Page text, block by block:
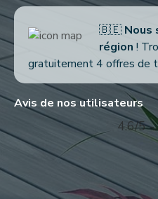
🇧🇪 Nous
région !
gratuitement 4 offres de
Avis de nos utilisateurs
4.6/5 -